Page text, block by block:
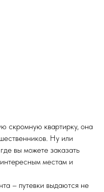
скромную квартирку, она
Ну или
вы можете заказать
местам и
– путевки выдаются не